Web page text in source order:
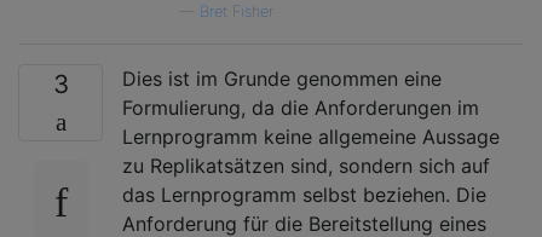
Bret Fisher
3
Dies ist im Grunde genommen eine
Formulierung, da die Anforderungen im
Lernprogramm keine allgemeine Aussage
zu Replikatsätzen sind, sondern sich auf
das Lernprogramm selbst beziehen. Die
Anforderung für die Bereitstellung eines